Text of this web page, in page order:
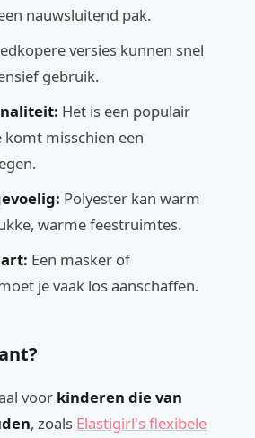
nauwsluitend pak.
versies kunnen snel
gebruik.
Het is een populair
misschien een
Polyester kan warm
warme feestruimtes.
Een masker of
je vaak los aanschaffen.
voor kinderen die van
, zoals Elastigirl's flexibele